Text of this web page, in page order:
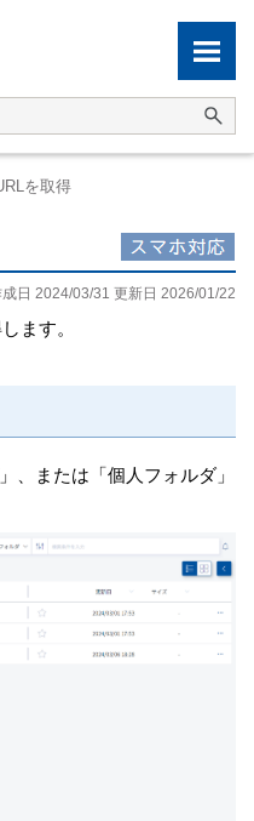
を取得
成日 2024/03/31 更新日 2026/01/22
ます。
、または「個人フォルダ」